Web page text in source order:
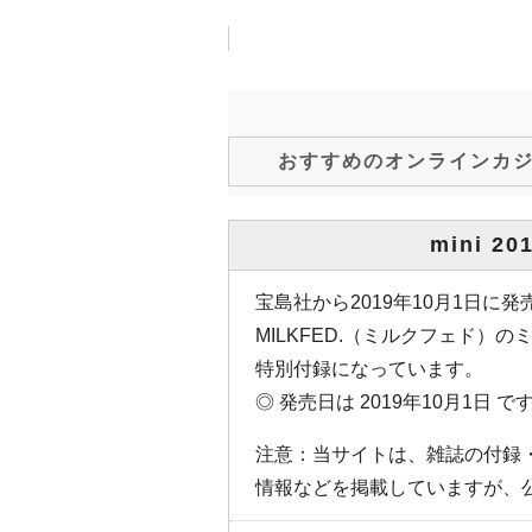
おすすめのオンラインカ
mini
宝島社から2019年10月1日に発
MILKFED.（ミルクフェド）の
特別付録になっています。
◎ 発売日は 2019年10月1日 で
注意：当サイトは、雑誌の付録
情報などを掲載していますが、